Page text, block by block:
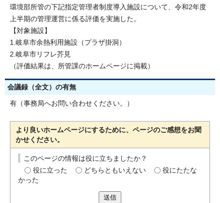
環境部所管の下記指定管理者制度導入施設について、令和2年度
上半期の管理運営に係る評価を実施した。
【対象施設】
1.岐阜市余熱利用施設（プラザ掛洞）
2.岐阜市リフレ芥見
（評価結果は、所管課のホームページに掲載）
会議録（全文）の有無
有（事務局へお問い合わせください。）
より良いホームページにするために、ページのご感想をお聞
かせください。
このページの情報は役に立ちましたか？
役に立った
どちらともいえない
役にたたな
かった
送信